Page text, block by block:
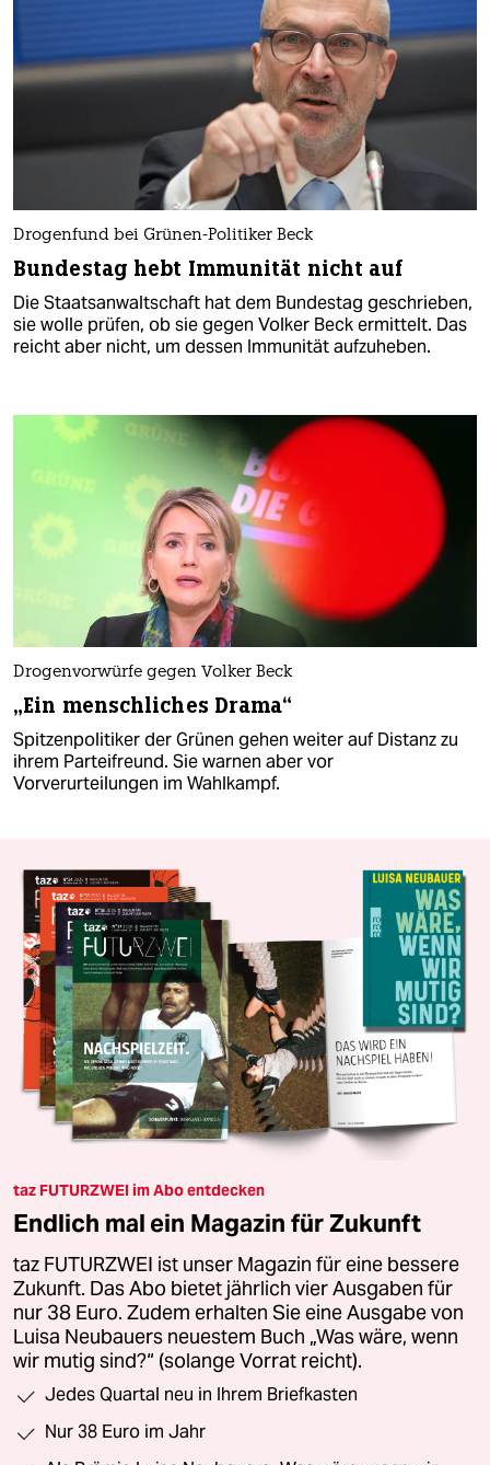
Drogenfund bei Grünen-Politiker Beck
Bundestag hebt Immunität nicht auf
Die Staatsanwaltschaft hat dem Bundestag geschrieben,
sie wolle prüfen, ob sie gegen Volker Beck ermittelt. Das
reicht aber nicht, um dessen Immunität aufzuheben.
Drogenvorwürfe gegen Volker Beck
„Ein menschliches Drama“
Spitzenpolitiker der Grünen gehen weiter auf Distanz zu
ihrem Parteifreund. Sie warnen aber vor
Vorverurteilungen im Wahlkampf.
taz FUTURZWEI im Abo entdecken
Endlich mal ein Magazin für Zukunft
taz FUTURZWEI ist unser Magazin für eine bessere
Zukunft. Das Abo bietet jährlich vier Ausgaben für
nur 38 Euro. Zudem erhalten Sie eine Ausgabe von
Luisa Neubauers neuestem Buch „Was wäre, wenn
wir mutig sind?“ (solange Vorrat reicht).
Jedes Quartal neu in Ihrem Briefkasten
Nur 38 Euro im Jahr